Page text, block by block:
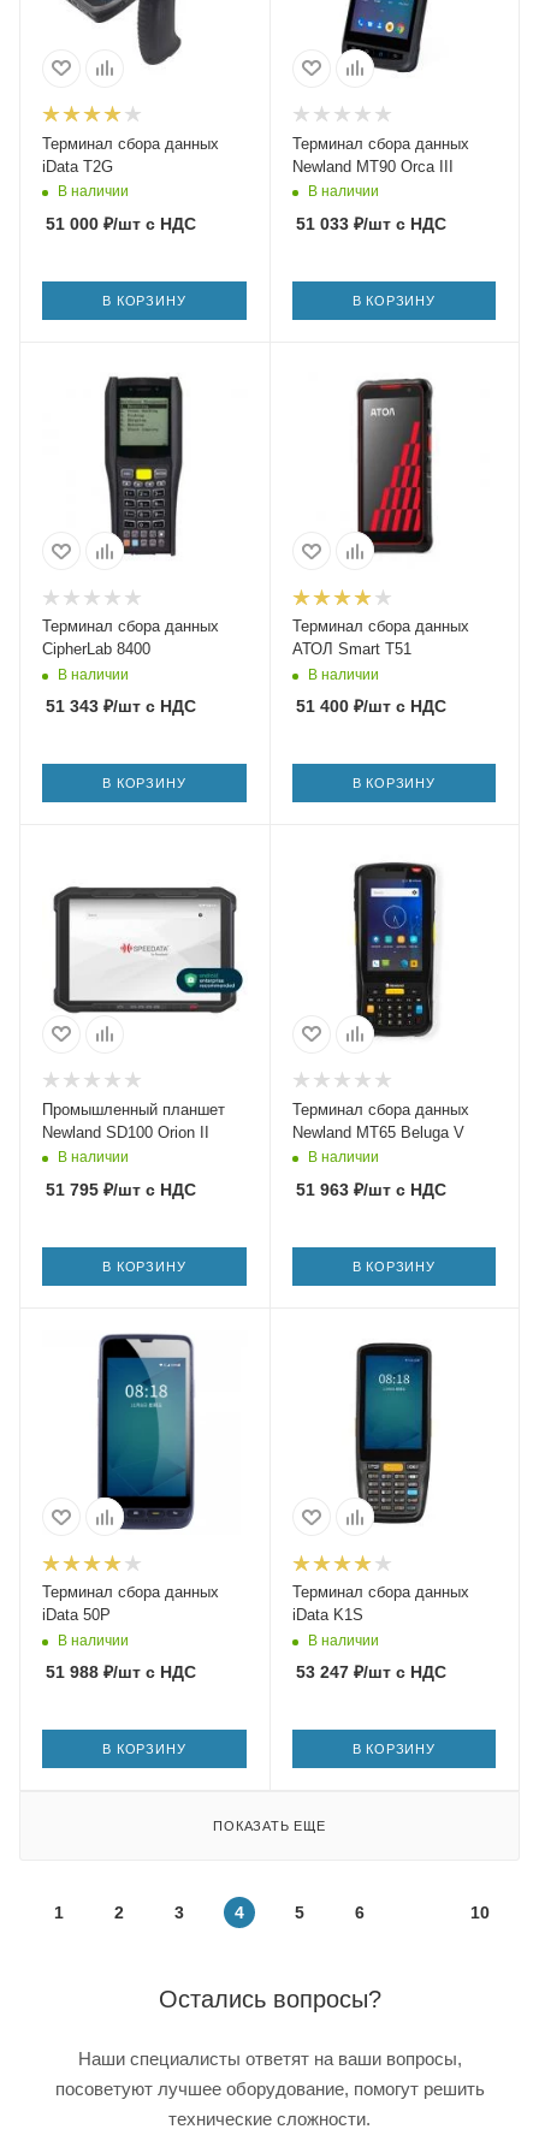
Терминал сбора данных
iData T2G
В наличии
51 000 ₽/шт с НДС
В КОРЗИНУ
Терминал сбора данных
Newland MT90 Orca III
В наличии
51 033₽/штс НДС
В КОРЗИНУ
Терминал сбора данных
CipherLab 8400
В наличии
51 343 ₽/шт с НДС
В КОРЗИНУ
Терминал сбора данных
АТОЛ Smart T51
В наличии
51 400₽/штс НДС
В КОРЗИНУ
Промышленный планшет
Newland SD100 Orion II
В наличии
51 795 ₽/шт с НДС
В КОРЗИНУ
Терминал сбора данных
Newland MT65 Beluga V
В наличии
51 963₽/штс НДС
В КОРЗИНУ
Терминал сбора данных
iData 50P
В наличии
51 988 ₽/шт с НДС
В КОРЗИНУ
Терминал сбора данных
iData K1S
В наличии
53 247₽/штс НДС
В КОРЗИНУ
ПОКАЗАТЬ ЕЩЕ
1 2 3 4 5 6 10
Остались вопросы?
Наши специалисты ответят на ваши вопросы,
посоветуют лучшее оборудование, помогут решить
технические сложности.